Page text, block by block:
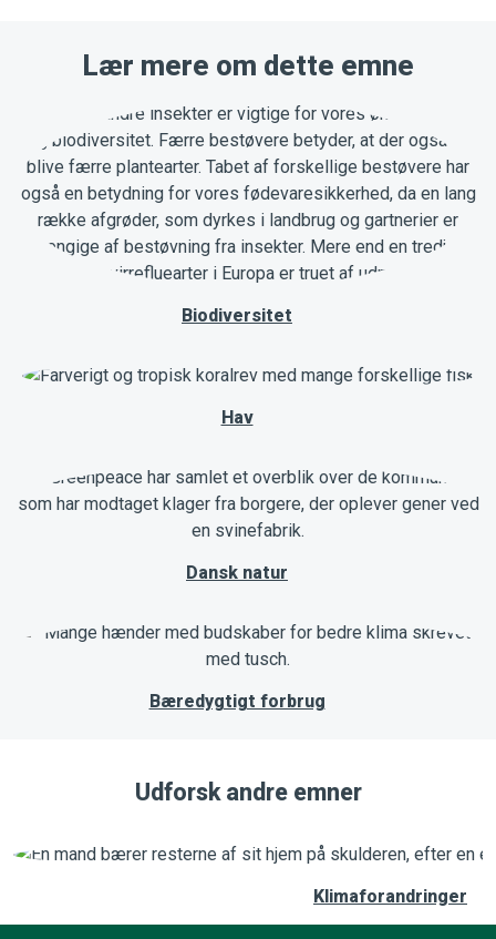
Lær mere om dette emne
Biodiversitet
Hav
Dansk natur
Bæredygtigt forbrug
Udforsk andre emner
Klimaforandringer